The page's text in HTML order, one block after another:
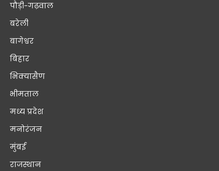
पौड़ी-गढ़वाल
बरेली
बागेश्वर
बिहार
भिक्यासैण
भीमताल
मध्य प्रदेश
मनोरंजन
मुंबई
राजस्थान